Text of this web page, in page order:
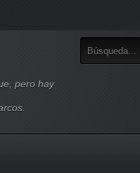
pero hay